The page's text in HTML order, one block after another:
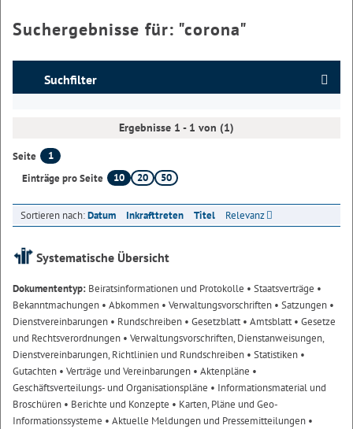
Suchergebnisse für: "corona"
Suchfilter
Ergebnisse 1 - 1 von (1)
Seite
1
Einträge pro Seite
10 20 50
Sortieren nach:Datum Inkrafttreten Titel Relevanz
Systematische Übersicht
Dokumententyp: Beiratsinformationen und Protokolle • Staatsverträge •
Bekanntmachungen • Abkommen • Verwaltungsvorschriften • Satzungen •
Dienstvereinbarungen • Rundschreiben • Gesetzblatt• Amtsblatt• Gesetze
und Rechtsverordnungen • Verwaltungsvorschriften, Dienstanweisungen,
Dienstvereinbarungen, Richtlinien und Rundschreiben • Statistiken •
Gutachten • Verträge und Vereinbarungen • Aktenpläne •
Geschäftsverteilungs- und Organisationspläne • Informationsmaterial und
Broschüren • Berichte und Konzepte • Karten, Pläne und Geo-
Informationssysteme • Aktuelle Meldungen und Pressemitteilungen •